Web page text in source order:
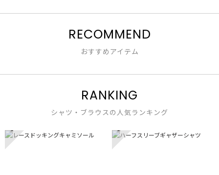
RECOMMEND
おすすめアイテム
RANKING
シャツ・ブラウスの人気ランキング
1 2